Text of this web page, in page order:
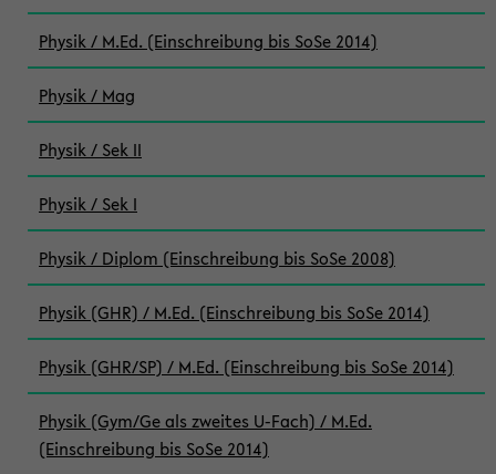
Physik / M.Ed. (Einschreibung bis SoSe 2014)
Physik / Mag
Physik / Sek II
Physik / Sek I
Physik / Diplom (Einschreibung bis SoSe 2008)
Physik (GHR) / M.Ed. (Einschreibung bis SoSe 2014)
Physik (GHR/SP) / M.Ed. (Einschreibung bis SoSe 2014)
Physik (Gym/Ge als zweites U-Fach) / M.Ed.
(Einschreibung bis SoSe 2014)